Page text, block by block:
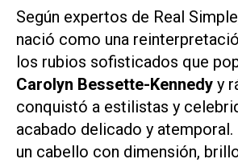
Según expertos de Real Simple
nació como una
los rubios sofisticados que
Carolyn Bessette-Kennedy y
conquistó a estilistas y
acabado delicado y
un cabello con dimensión,